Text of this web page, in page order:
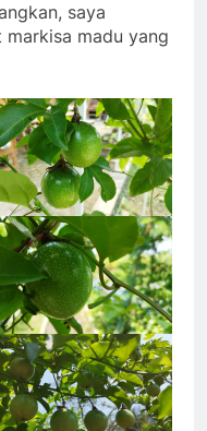
saya
markisa madu yang